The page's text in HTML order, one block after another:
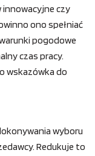
innowacyjne czy
ono spełniać
pogodowe
czas pracy.
wskazówka do
wyboru
Redukuje to